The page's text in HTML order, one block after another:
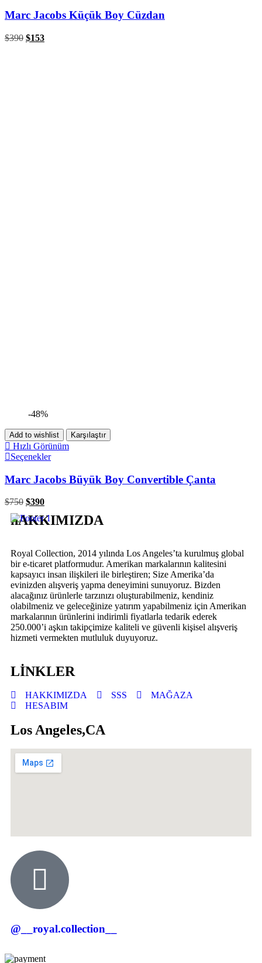
Marc Jacobs Küçük Boy Cüzdan
$390 $153
-48%
Add to wishlist Karşılaştır
Hızlı Görünüm
Seçenekler
Marc Jacobs Büyük Boy Convertible Çanta
$750 $390
hAKKIMIZDA
Royal Collection, 2014 yılında Los Angeles’ta kurulmuş global
bir e-ticaret platformudur. Amerikan markalarının kalitesini
kapsayıcı insan ilişkileri ile birleştiren; Size Amerika’da
evinizden alışveriş yapma deneyimini sunuyoruz. Bizden
alacağınız ürünlerle tarzınızı oluşturabilmeniz, kendiniz
olabilmeniz ve geleceğinize yatırım yapabilmeniz için Amerikan
markalarının ürünlerini indirimli fiyatlarla tedarik ederek
250.000’i aşkın takipçimize kaliteli ve güvenli kişisel alışveriş
hizmeti vermekten mutluluk duyuyoruz.
LİNKLER
HAKKIMIZDA SSS
MAĞAZA
HESABIM
Los Angeles,CA
@__royal.collection__